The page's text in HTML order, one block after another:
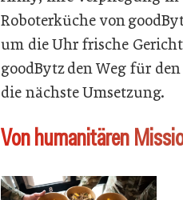
Roboterküche von
um die Uhr frische
goodBytz den Weg für
die nächste Umsetzung.
Von humanitären